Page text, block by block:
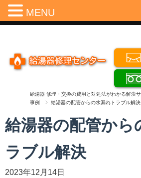
給湯器 修理・交換の費用と対処法がわかる解決サ
事例
給湯器の配管からの水漏れトラブル解決
給湯器の配管から
ラブル解決
2023年12月14日
MENU
Menu